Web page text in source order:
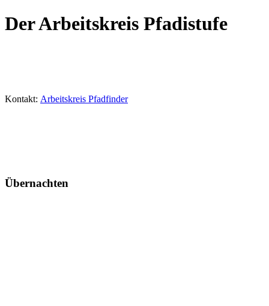
Der Arbeitskreis Pfadistufe
Kontakt: Arbeitskreis Pfadfinder
Übernachten